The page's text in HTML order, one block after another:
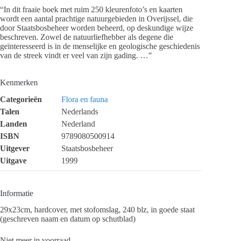
“In dit fraaie boek met ruim 250 kleurenfoto’s en kaarten
wordt een aantal prachtige natuurgebieden in Overijssel, die
door Staatsbosbeheer worden beheerd, op deskundige wijze
beschreven. Zowel de natuurliefhebber als degene die
geïnteresseerd is in de menselijke en geologische geschiedenis
van de streek vindt er veel van zijn gading. …”
Kenmerken
Categorieën
Flora en fauna
Talen
Nederlands
Landen
Nederland
ISBN
9789080500914
Uitgever
Staatsbosbeheer
Uitgave
1999
Informatie
29x23cm, hardcover, met stofomslag, 240 blz, in goede staat
(geschreven naam en datum op schutblad)